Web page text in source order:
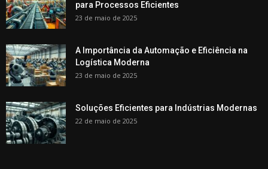
para Processos Eficientes
23 de maio de 2025
A Importância da Automação e Eficiência na
Logística Moderna
23 de maio de 2025
Soluções Eficientes para Indústrias Modernas
22 de maio de 2025